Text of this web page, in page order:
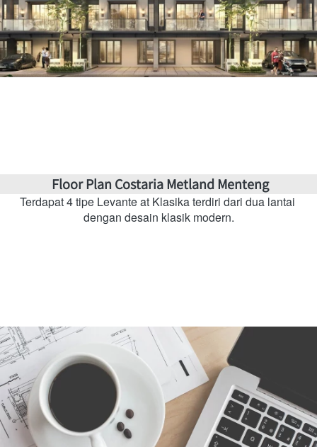
Floor Plan Costaria Metland Menteng
Terdapat 4 tipe Levante at Klasika terdiri dari dua lantai
dengan desain klasik modern.